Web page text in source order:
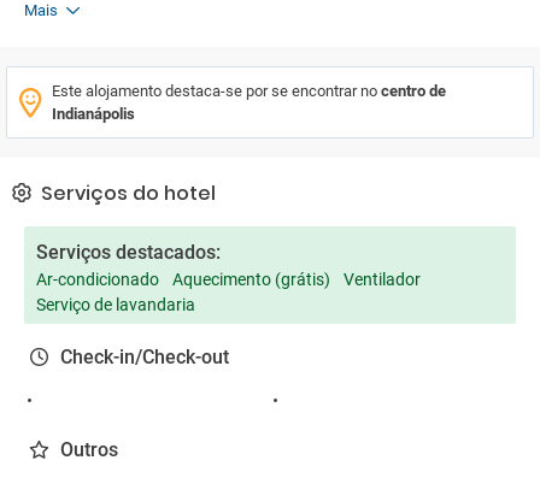
Mais
Este alojamento destaca-se por se encontrar no centro de
Indianápolis
Serviços do hotel
Serviços destacados:
Ar-condicionado Aquecimento (grátis)
Ventilador
Serviço de lavandaria
Check-in/Check-out
Outros